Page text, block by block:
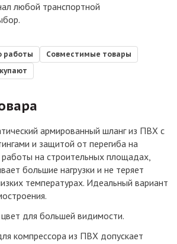
любой транспортной
работы
Совместимые товары
армированный шланг из ПВХ с
и защитой от перегиба на
на строительных площадах,
большие нагрузки и не теряет
температурах. Идеальный вариант
для большей видимости.
компрессора из ПВХ допускает